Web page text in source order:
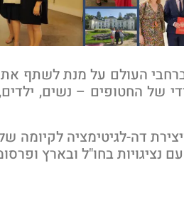
ברחבי העולם על מנת לשתף
החטופים – נשים, ילדים,
דה-לגיטימציה לקיומה
בחו"ל ובארץ